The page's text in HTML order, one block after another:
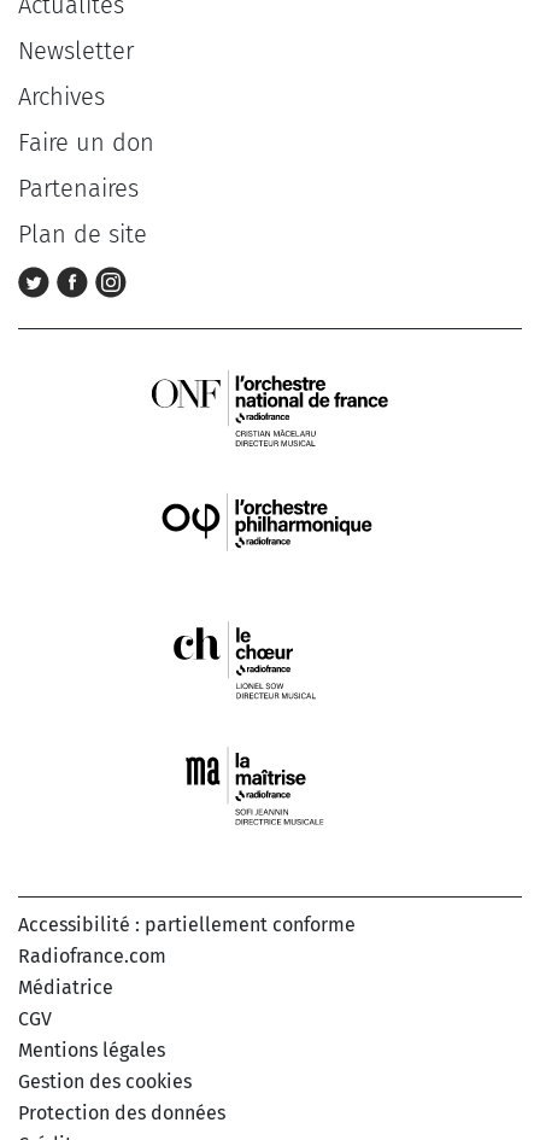
Newsletter
Archives
Faire un don
Partenaires
Plan de site
Accessibilité : partiellement conforme
Radiofrance.com
Médiatrice
CGV
Mentions légales
Gestion des cookies
Protection des données